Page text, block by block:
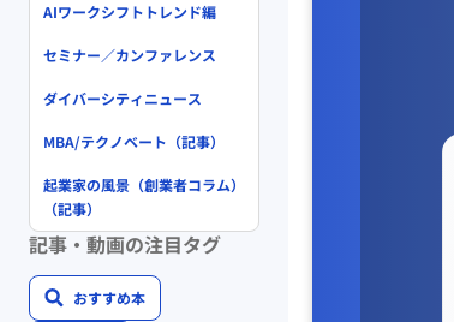
AIワークシフトトレンド編
セミナー／カンファレンス
ダイバーシティニュース
MBA/テクノベート（記事）
起業家の風景（創業者コラム）
（記事）
記事・動画の注目タグ
おすすめ本